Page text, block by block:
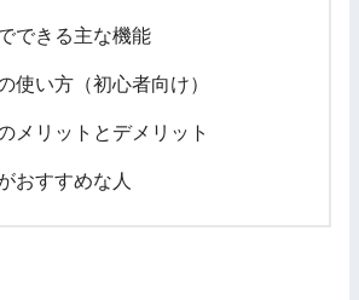
できる主な機能
使い方（初心者向け）
メリットとデメリット
おすすめな人